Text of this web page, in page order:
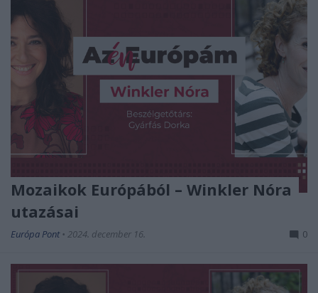
Mozaikok Európából – Winkler Nóra
utazásai
Európa Pont • 2024. december 16. 0